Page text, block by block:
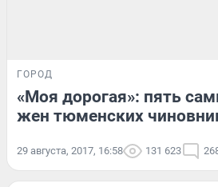
ГОРОД
«Моя дорогая»: пять
жен тюменских
29 августа, 2017, 16:58 131 623